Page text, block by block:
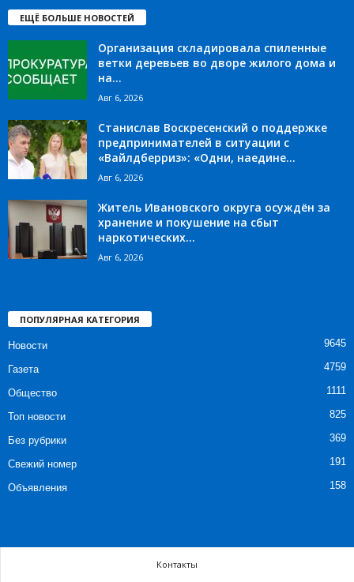
ЕЩЁ БОЛЬШЕ НОВОСТЕЙ
Организация складировала спиленные
ветки деревьев во дворе жилого дома и
на...
Авг 6, 2026
Станислав Воскресенский о поддержке
предпринимателей в ситуации с
«Вайлдберриз»: «Одни, наедине...
Авг 6, 2026
Житель Ивановского округа осуждён за
хранение и покушение на сбыт
наркотических...
Авг 6, 2026
ПОПУЛЯРНАЯ КАТЕГОРИЯ
Новости 9645
Газета 4759
Общество 1111
Топ новости 825
Без рубрики 369
Свежий номер 191
Объявления 158
Контакты